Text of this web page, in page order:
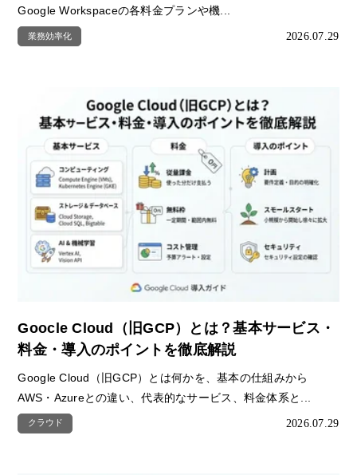
Google Workspaceの各料金プランや機...
業務効率化 2026.07.29
Goocle Cloud（旧GCP）とは？基本サービス・
料金・導入のポイントを徹底解説
Google Cloud（旧GCP）とは何かを、基本の仕組みから
AWS・Azureとの違い、代表的なサービス、料金体系と...
クラウド 2026.07.29